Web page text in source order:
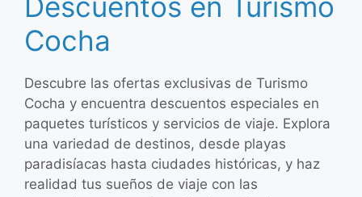
Cocha
Descubre las ofertas exclusivas de Turismo
Cocha y encuentra descuentos especiales en
paquetes turísticos y servicios de viaje. Explora
una variedad de destinos, desde playas
paradisíacas hasta ciudades históricas, y haz
realidad tus sueños de viaje con las